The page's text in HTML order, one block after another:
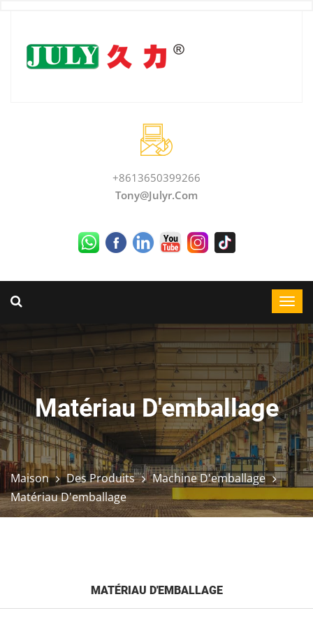
+8613650399266
Tony@julyr.com
Matériau D'emballage
Maison Des Produits
Machine D'emballage
Matériau D'emballage
MATÉRIAU D'EMBALLAGE